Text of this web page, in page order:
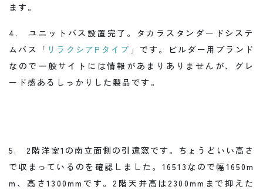
ます。
4. ユニットバス設置完了。タカラスタンダードシステ
ムバス「 リラクシアPタイプ 」です。ビルダー用ブランド
なので一般サイトには情報があまりありませんが、グレ
ード感あるしっかりした製品です。
5. 2階洋室1の南立面側の引違窓です。ちょうどいい高さ
で収まっているのを確認しました。16513なので幅1650m
m、高さ1300mmです。2階天井高は2300mmまで抑えた